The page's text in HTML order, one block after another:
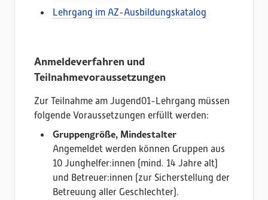
Lehrgang im AZ-Ausbildungskatalog
Anmeldeverfahren und
Teilnahmevoraussetzungen
Zur Teilnahme am Jugend01-Lehrgang müssen
folgende Voraussetzungen erfüllt werden:
Gruppengröße, Mindestalter
Angemeldet werden können Gruppen aus
10 Junghelfer:innen (mind. 14 Jahre alt)
und Betreuer:innen (zur Sicherstellung der
Betreuung aller Geschlechter).